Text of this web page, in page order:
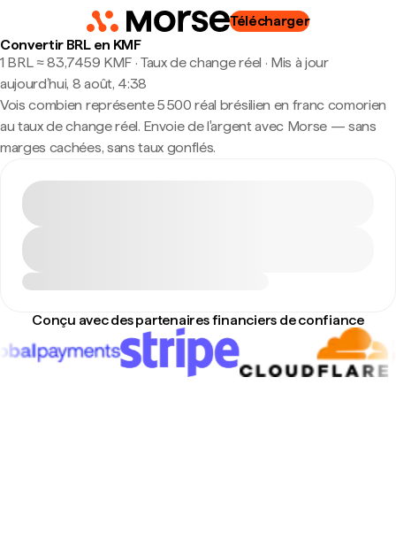
Télécharger
Convertir BRL en KMF
1 BRL ≈ 83,7459 KMF · Taux de change réel · Mis à jour
aujourd’hui, 8 août, 4:38
Vois combien représente 5 500 réal brésilien en franc comorien
au taux de change réel. Envoie de l'argent avec Morse — sans
marges cachées, sans taux gonflés.
Conçu avec des partenaires financiers de confiance